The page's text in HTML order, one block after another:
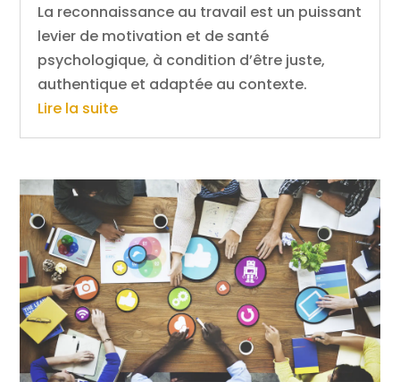
La reconnaissance au travail est un puissant
levier de motivation et de santé
psychologique, à condition d’être juste,
authentique et adaptée au contexte.
Lire la suite